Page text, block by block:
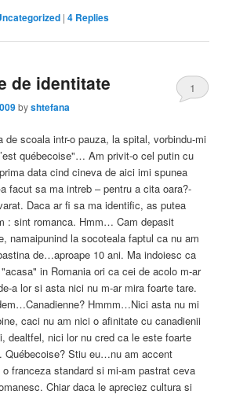
|4 Replies
de identitate
byshtefana
1
de scoala intr-o pauza, la spital, vorbindu-mi
québecoise"… Am privit-o cel putin cu
data cind cineva de aici imi spunea
facut sa ma intreb – pentru a cita oara?-
Daca ar fi sa ma identific, as putea
: sint romanca. Hmm… Cam depasit
namaipunind la socoteala faptul ca nu am
de…aproape 10 ani. Ma indoiesc ca
in Romania ori ca cei de acolo m-ar
a lor si asta nici nu m-ar mira foarte tare.
Hmmm…Nici asta nu mi
caci nu am nici o afinitate cu canadienii
dealtfel, nici lor nu cred ca le este foarte
Québecoise? Stiu eu…nu am accent
franceza standard si mi-am pastrat ceva
Chiar daca le apreciez cultura si